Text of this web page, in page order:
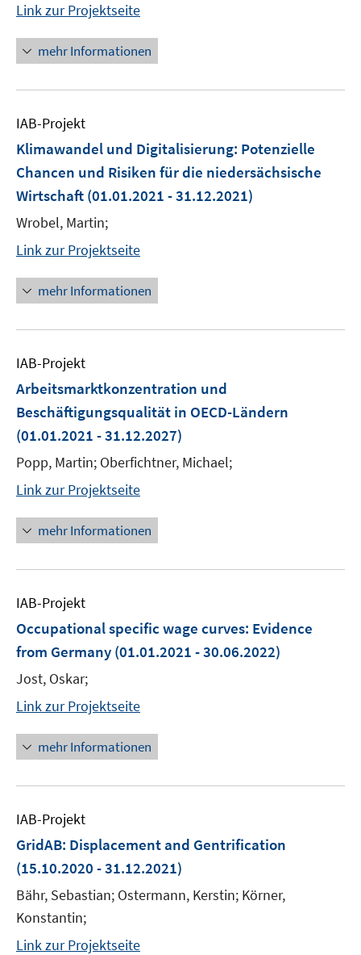
Link zur Projektseite
mehr Informationen
IAB-Projekt
Klimawandel und Digitalisierung: Potenzielle
Chancen und Risiken für die niedersächsische
Wirtschaft (01.01.2021 - 31.12.2021)
Wrobel, Martin;
Link zur Projektseite
mehr Informationen
IAB-Projekt
Arbeitsmarktkonzentration und
Beschäftigungsqualität in OECD-Ländern
(01.01.2021 - 31.12.2027)
Popp, Martin; Oberfichtner, Michael;
Link zur Projektseite
mehr Informationen
IAB-Projekt
Occupational specific wage curves: Evidence
from Germany (01.01.2021 - 30.06.2022)
Jost, Oskar;
Link zur Projektseite
mehr Informationen
IAB-Projekt
GridAB: Displacement and Gentrification
(15.10.2020 - 31.12.2021)
Bähr, Sebastian; Ostermann, Kerstin; Körner,
Konstantin;
Link zur Projektseite